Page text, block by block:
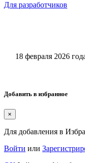
Для разработчиков
18 февраля 2026
Добавить в избранное
×
Для добавления в
Войти или